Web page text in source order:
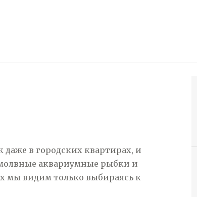
в городских квартирах, и
аквариумные рыбки и
мы видим только выбираясь к